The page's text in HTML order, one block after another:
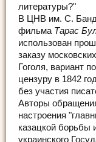
литературы?"
В ЦНВ им. С.
фильма Тарас
использован
заказу
Гоголя, вариант
цензуру в 1842
без участия
Авторы
настроения
казацкой борьбы
украинского